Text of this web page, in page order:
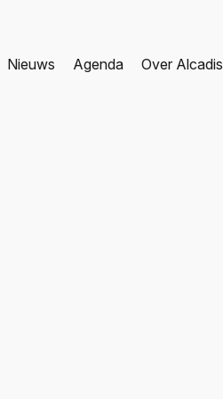
Nieuws Agenda Over Alcadis